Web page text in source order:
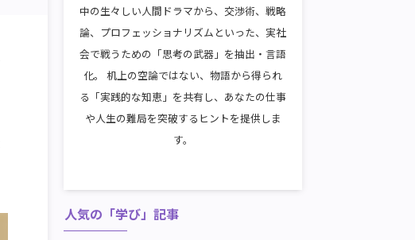
中の生々しい人間ドラマから、交渉術、戦略
論、プロフェッショナリズムといった、実社
会で戦うための「思考の武器」を抽出・言語
化。 机上の空論ではない、物語から得られ
る「実践的な知恵」を共有し、あなたの仕事
や人生の難局を突破するヒントを提供しま
す。
人気の「学び」記事